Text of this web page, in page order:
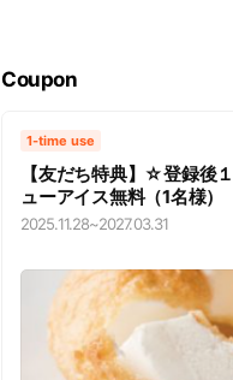
Coupon
1-time use
【友だち特典】☆登録後
ューアイス無料（1名様）
2025.11.28~2027.03.31